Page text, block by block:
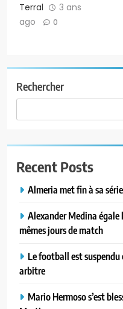
Terral
3 ans
ago
0
Rechercher
Recent Posts
Almeria met fin à sa
Alexander Medina égale
mêmes jours de match
Le football est suspendu
arbitre
Mario Hermoso s’est